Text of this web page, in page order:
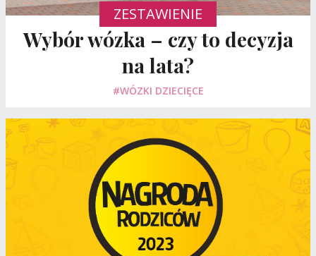
ZESTAWIENIE
Wybór wózka – czy to decyzja
na lata?
#WÓZKI DZIECIĘCE